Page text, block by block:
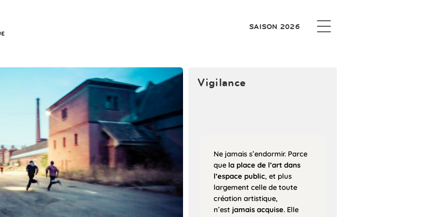
SAISON 2026
Vigilance
Ne jamais s’endormir. Parce
que la place de l’art dans
l’espace public, et plus
largement celle de toute
création artistique,
n’est jamais acquise. Elle